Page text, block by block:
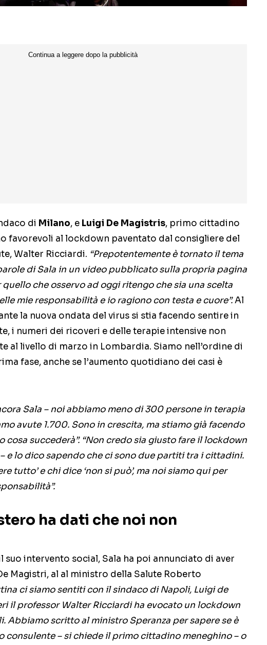
di Milano, e Luigi De Magistris, primo cittadino
favorevoli al lockdown paventato dal consigliere del
Walter Ricciardi. “Prepotentemente è tornato il tema
di Sala in un video pubblicato sulla propria pagina
quello che osservo ad oggi ritengo che sia una scelta
mie responsabilità e io ragiono con testa e cuore”.Al
la nuova ondata del virus si stia facendo sentire in
i numeri dei ricoveri e delle terapie intensive non
al livello di marzo in Lombardia. Siamo nell’ordine di
fase, anche se l’aumento quotidiano dei casi è
Sala – noi abbiamo meno di 300 persone in terapia
avute 1.700. Sono in crescita, ma stiamo già facendo
cosa succederà”. “Non credo sia giusto fare il lockdown
e lo dico sapendo che ci sono due partiti tra i cittadini.
tutto’ e chi dice ‘non si può’, ma noi siamo qui per
ha dati che noi non
suo intervento social, Sala ha poi annunciato di aver
Magistri, al al ministro della Salute Roberto
ci siamo sentiti con il sindaco di Napoli, Luigi de
il professor Walter Ricciardi ha evocato un lockdown
Abbiamo scritto al ministro Speranza per sapere se è
consulente – si chiede il primo cittadino meneghino – o